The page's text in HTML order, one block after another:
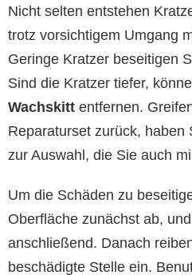
Nicht selten entstehen
trotz vorsichtigem Umgang
Geringe Kratzer beseitigen
Sind die Kratzer tiefer,
Wachskitt entfernen.
Reparaturset zurück, haben
zur Auswahl, die Sie auch
Um die Schäden zu
Oberfläche zunächst ab,
anschließend. Danach
beschädigte Stelle ein.